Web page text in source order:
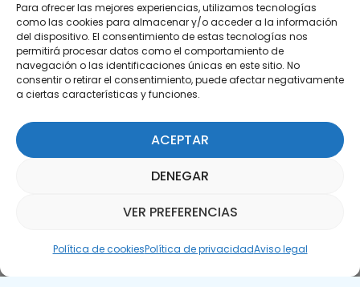
Para ofrecer las mejores experiencias, utilizamos tecnologías
como las cookies para almacenar y/o acceder a la información
del dispositivo. El consentimiento de estas tecnologías nos
permitirá procesar datos como el comportamiento de
navegación o las identificaciones únicas en este sitio. No
consentir o retirar el consentimiento, puede afectar negativamente
a ciertas características y funciones.
ACEPTAR
DENEGAR
VER PREFERENCIAS
Política de cookiesPolítica de privacidadAviso legal
Suscríbete a nuestra Newsletter
SUSCRÍBETE AQUÍ